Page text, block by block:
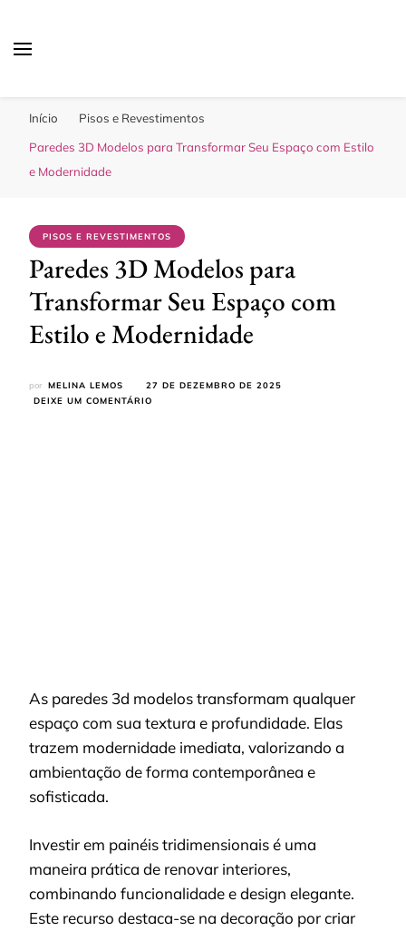
Início
Pisos e Revestimentos
Paredes 3D Modelos para Transformar Seu Espaço com Estilo
e Modernidade
PISOS E REVESTIMENTOS
Paredes 3D Modelos para
Transformar Seu Espaço com
Estilo e Modernidade
por MELINA LEMOS
27 DE DEZEMBRO DE 2025
DEIXE UM COMENTÁRIO
As paredes 3d modelos transformam qualquer
espaço com sua textura e profundidade. Elas
trazem modernidade imediata, valorizando a
ambientação de forma contemporânea e
sofisticada.
Investir em painéis tridimensionais é uma
maneira prática de renovar interiores,
combinando funcionalidade e design elegante.
Este recurso destaca-se na decoração por criar